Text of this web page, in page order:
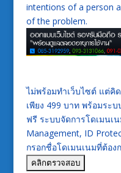
intentions of a person
of the problem.
ไม่พร้อมทำเว็บไซต์ แต่คิ
เพียง 499 บาท พร้อมระ
ฟรี ระบบจัดการโดเมนเ
Management, ID
กรอกชื่อโดเมนเนมที่ต้อง